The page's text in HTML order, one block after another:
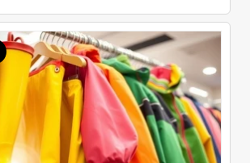
poznać, że sprzedawca nie wciska nam
wszystko, czego się dowiedziałam —
o której za chwilę.